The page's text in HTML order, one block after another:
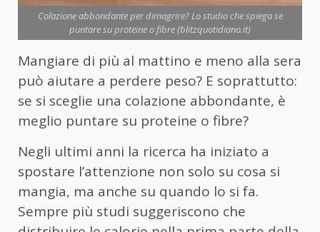
Colazione abbondante per dimagrire? Lo studio che spiega se
puntare su proteine o fibre (blitzquotidiano.it)
Mangiare di più al mattino e meno alla sera
può aiutare a perdere peso? E soprattutto:
se si sceglie una colazione abbondante, è
meglio puntare su proteine o fibre?
Negli ultimi anni la ricerca ha iniziato a
spostare l’attenzione non solo su cosa si
mangia, ma anche su quando lo si fa.
Sempre più studi suggeriscono che